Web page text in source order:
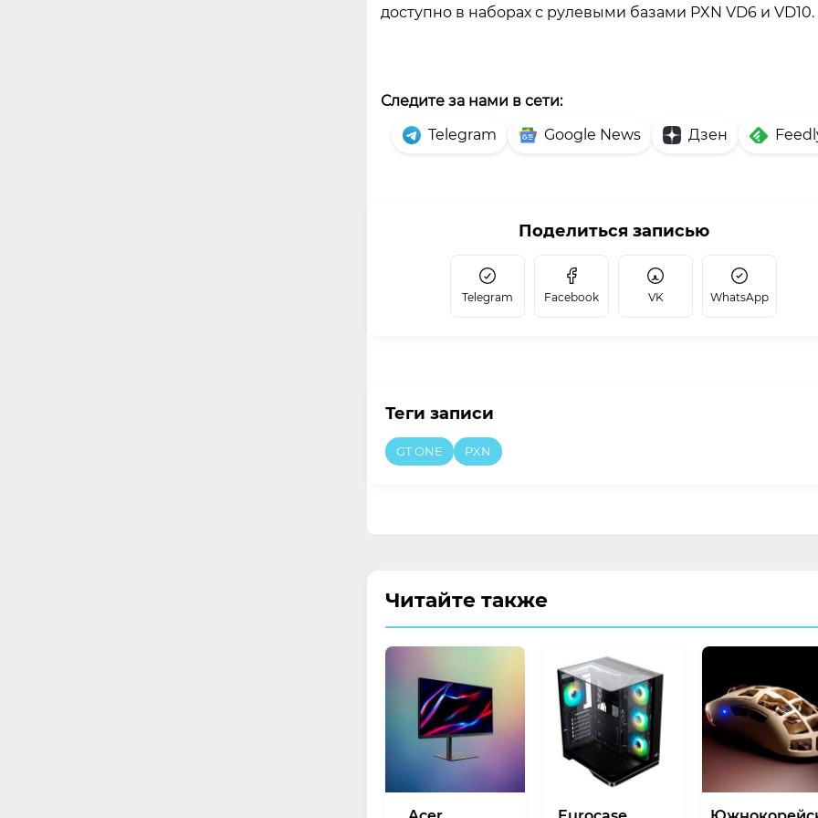
доступно в наборах с рулевыми базами PXN VD6 и VD10.
Следите за нами в сети:
Telegram
Google News Дзен
Поделиться записью
Telegram Facebook VK WhatsApp
Теги записи
GT ONE PXN
Читайте также